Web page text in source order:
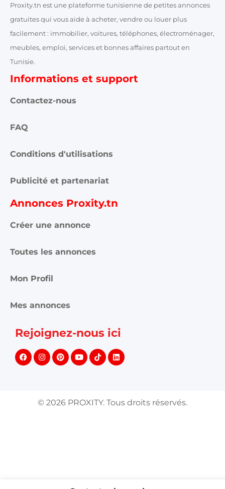
Proxity.tn est une plateforme tunisienne de petites annonces
gratuites qui vous aide à acheter, vendre ou louer plus
facilement : immobilier, voitures, téléphones, électroménager,
meubles, emploi, services et bonnes affaires partout en
Tunisie.
Informations et support
Contactez-nous
FAQ
Conditions d'utilisations
Publicité et partenariat
Annonces Proxity.tn
Créer une annonce
Toutes les annonces
Mon Profil
Mes annonces
Rejoignez-nous ici
© 2026 PROXITY. Tous droits réservés.